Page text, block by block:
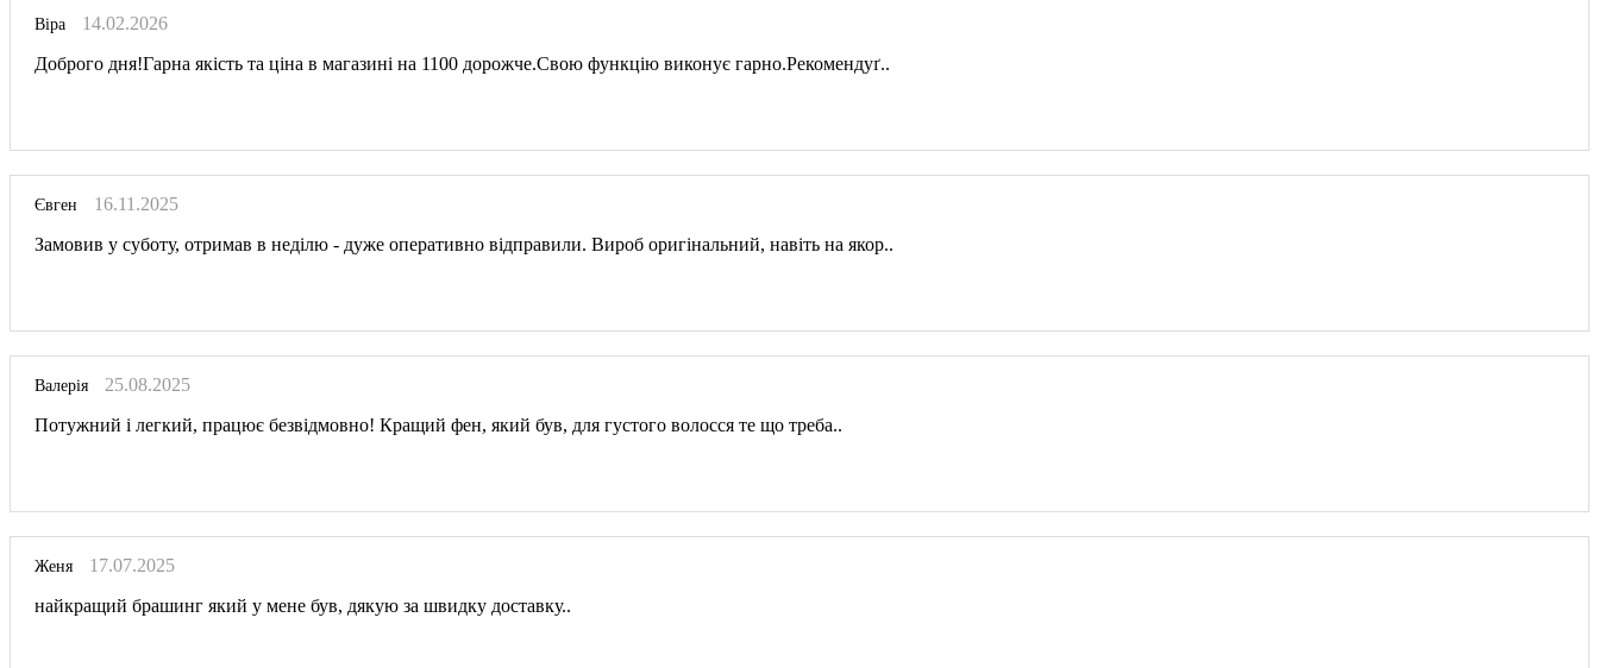
Віра
14.02.2026
Доброго дня!Гарна якість та ціна в магазині на 1100 дорожче.Свою функцію виконує гарно.Рекомендуґ..
Євген
16.11.2025
Замовив у суботу, отримав в неділю - дуже оперативно відправили. Вироб оригінальний, навіть на якор..
Валерія
25.08.2025
Потужний і легкий, працює безвідмовно! Кращий фен, який був, для густого волосся те що треба..
Женя
17.07.2025
найкращий брашинг який у мене був, дякую за швидку доставку..